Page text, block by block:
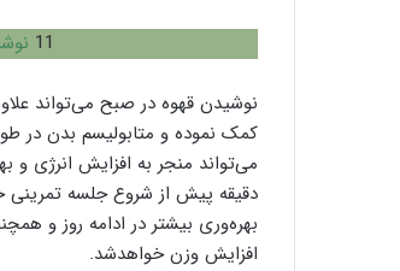
11
نوشیدن قهوه در صبح می‌تواند
کمک نموده و متابولیسم بدن در
دقیقه پیش از شروع جلسه تمرینی
بهره‌وری بیشتر در ادامه روز و
افزایش وزن خواهدشد.